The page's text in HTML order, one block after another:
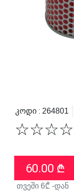
Კოდი : 264801
☆
☆
☆
☆
60.00 ₾
თვეში 6₾ -დან